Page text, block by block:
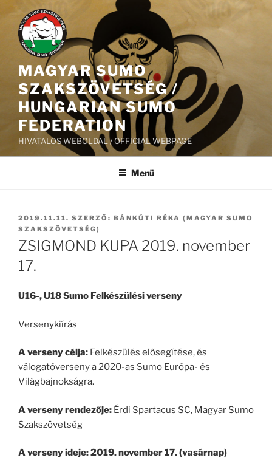
Tartalomhoz
MAGYAR SUMO
SZAKSZÖVETSÉG /
HUNGARIAN SUMO
FEDERATION
HIVATALOS WEBOLDAL / OFFICIAL WEBPAGE
Menü
BEKÜLDVE:
2019.11.11. SZERZŐ: BÁNKÚTI RÉKA (MAGYAR SUMO
SZAKSZÖVETSÉG)
ZSIGMOND KUPA 2019. november
17.
U16-, U18 Sumo Felkészülési verseny
Versenykiírás
A verseny célja: Felkészülés elősegítése, és
válogatóverseny a 2020-as Sumo Európa- és
Világbajnokságra.
A verseny rendezője: Érdi Spartacus SC, Magyar Sumo
Szakszövetség
A verseny ideje:2019. november 17. (vasárnap)